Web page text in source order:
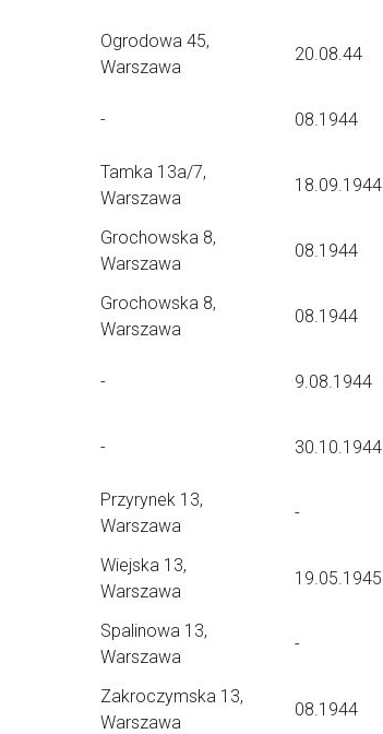
Ogrodowa 45,
Warszawa
20.08.44
- 08.1944
Tamka 13a/7,
Warszawa
18.09.1944
Grochowska 8,
Warszawa
08.1944
Grochowska 8,
Warszawa
08.1944
- 9.08.1944
- 30.10.1944
Przyrynek 13,
Warszawa
-
Wiejska 13,
Warszawa
19.05.1945
Spalinowa 13,
Warszawa
-
Zakroczymska 13,
Warszawa
08.1944